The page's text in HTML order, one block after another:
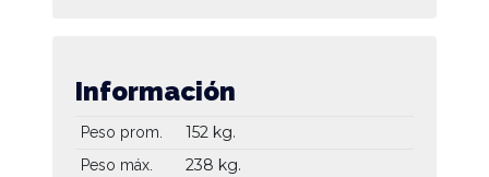
Información
Peso prom. 152 kg.
Peso máx. 238 kg.